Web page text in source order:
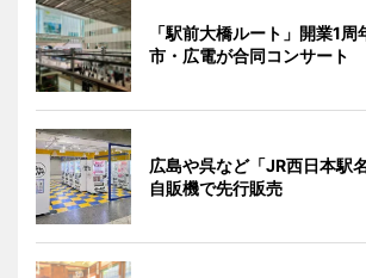
「駅前大橋ルート」開業1
市・広電が合同コンサート
広島や呉など「JR西日本駅
自販機で先行販売